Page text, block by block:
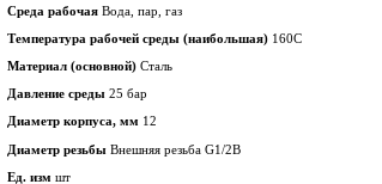
Среда рабочая Вода, пар, газ
Температура рабочей среды (наибольшая) 160С
Материал (основной) Сталь
Давление среды 25 бар
Диаметр корпуса, мм 12
Диаметр резьбы Внешняя резьба G1/2В
Ед. изм шт